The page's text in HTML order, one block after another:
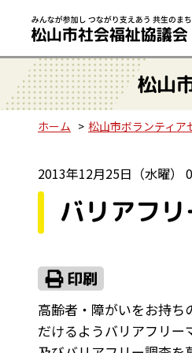
松山
ホーム 松山市ボランティア
2013年12月25日（水曜）
バリアフ
高齢者・障がいをお持
だけるようバリアフリー